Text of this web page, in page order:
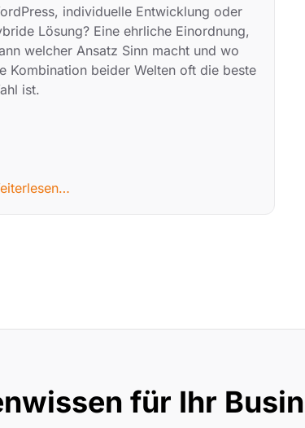
individuelle Entwicklung oder
Lösung? Eine ehrliche Einordnung,
welcher Ansatz Sinn macht und wo
Kombination beider Welten oft die beste
ist.
für Ihr